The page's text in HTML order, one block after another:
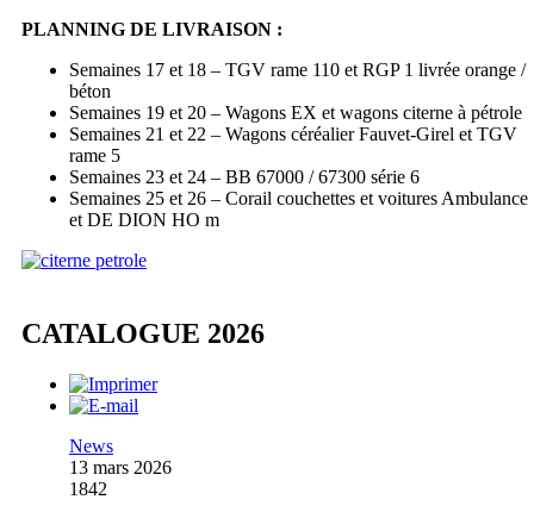
PLANNING DE LIVRAISON :
Semaines 17 et 18 – TGV rame 110 et RGP 1 livrée orange /
béton
Semaines 19 et 20 – Wagons EX et wagons citerne à pétrole
Semaines 21 et 22 – Wagons céréalier Fauvet-Girel et TGV
rame 5
Semaines 23 et 24 – BB 67000 / 67300 série 6
Semaines 25 et 26 – Corail couchettes et voitures Ambulance
et DE DION HO m
CATALOGUE 2026
News
13 mars 2026
1842